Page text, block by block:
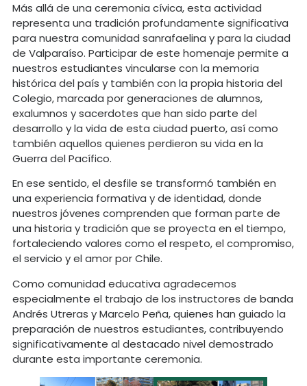
Más allá de una ceremonia cívica, esta actividad
representa una tradición profundamente significativa
para nuestra comunidad sanrafaelina y para la ciudad
de Valparaíso. Participar de este homenaje permite a
nuestros estudiantes vincularse con la memoria
histórica del país y también con la propia historia del
Colegio, marcada por generaciones de alumnos,
exalumnos y sacerdotes que han sido parte del
desarrollo y la vida de esta ciudad puerto, así como
también aquellos quienes perdieron su vida en la
Guerra del Pacífico.
En ese sentido, el desfile se transformó también en
una experiencia formativa y de identidad, donde
nuestros jóvenes comprenden que forman parte de
una historia y tradición que se proyecta en el tiempo,
fortaleciendo valores como el respeto, el compromiso,
el servicio y el amor por Chile.
Como comunidad educativa agradecemos
especialmente el trabajo de los instructores de banda
Andrés Utreras y Marcelo Peña, quienes han guiado la
preparación de nuestros estudiantes, contribuyendo
significativamente al destacado nivel demostrado
durante esta importante ceremonia.